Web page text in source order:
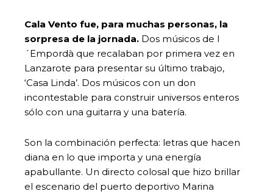
Cala Vento fue, para muchas personas, la
sorpresa de la jornada. Dos músicos de l
´Empordà que recalaban por primera vez en
Lanzarote para presentar su último trabajo,
‘Casa Linda’. Dos músicos con un don
incontestable para construir universos enteros
sólo con una guitarra y una batería.
Son la combinación perfecta: letras que hacen
diana en lo que importa y una energía
apabullante. Un directo colosal que hizo brillar
el escenario del puerto deportivo Marina